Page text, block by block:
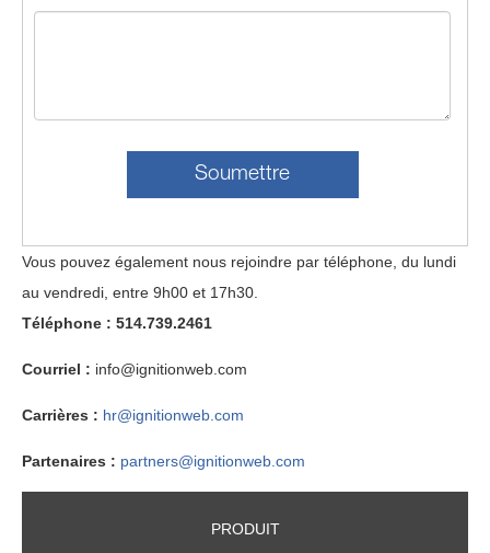
Soumettre
Vous pouvez également nous rejoindre par téléphone, du lundi
au vendredi, entre 9h00 et 17h30.
Téléphone : 514.739.2461
Courriel : info@ignitionweb.com
Carrières : hr@ignitionweb.com
Partenaires : partners@ignitionweb.com
PRODUIT